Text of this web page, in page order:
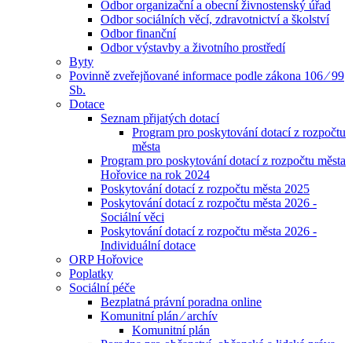
Odbor organizační a obecní živnostenský úřad
Odbor sociálních věcí, zdravotnictví a školství
Odbor finanční
Odbor výstavby a životního prostředí
Byty
Povinně zveřejňované informace podle zákona 106 ⁄ 99
Sb.
Dotace
Seznam přijatých dotací
Program pro poskytování dotací z rozpočtu
města
Program pro poskytování dotací z rozpočtu města
Hořovice na rok 2024
Poskytování dotací z rozpočtu města 2025
Poskytování dotací z rozpočtu města 2026 -
Sociální věci
Poskytování dotací z rozpočtu města 2026 -
Individuální dotace
ORP Hořovice
Poplatky
Sociální péče
Bezplatná právní poradna online
Komunitní plán ⁄ archív
Komunitní plán